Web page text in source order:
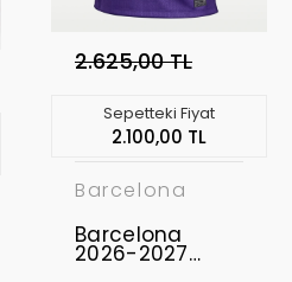
2.625,00 TL
Sepetteki Fiyat
2.100,00 TL
Barcelona
Barcelona
2026-2027